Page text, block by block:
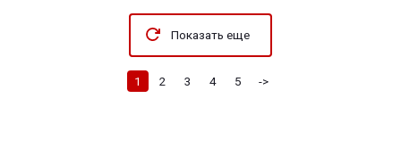
Показать еще
1 2 3 4 5 ->